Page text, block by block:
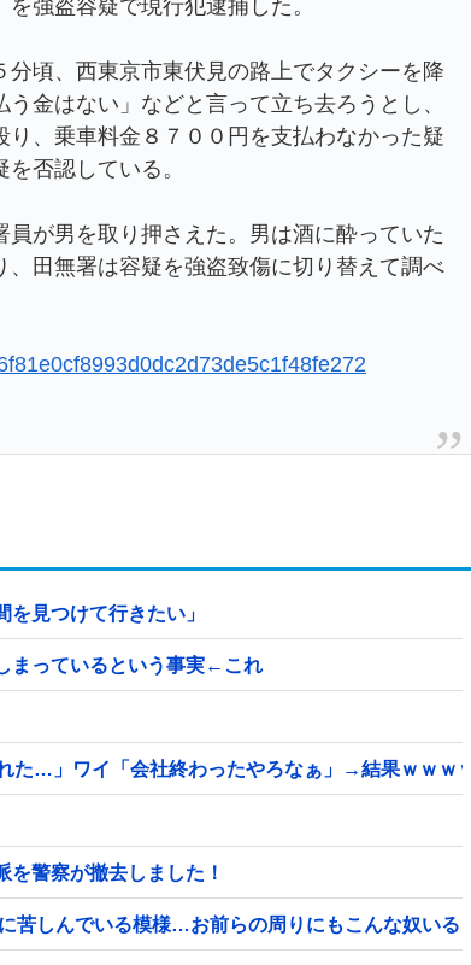
強盗容疑で現行犯逮捕した。
頃、西東京市東伏見の路上でタクシーを降
金はない」などと言って立ち去ろうとし、
、乗車料金８７００円を支払わなかった疑
否認している。
が男を取り押さえた。男は酒に酔っていた
田無署は容疑を強盗致傷に切り替えて調べ
見つけて行きたい」
まっているという事実←これ
た…」ワイ「会社終わったやろなぁ」→結果ｗｗｗｗ
警察が撤去しました！
苦しんでいる模様…お前らの周りにもこんな奴いる？